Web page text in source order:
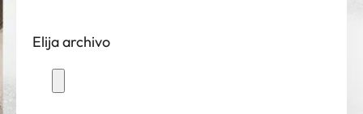
Elija archivo